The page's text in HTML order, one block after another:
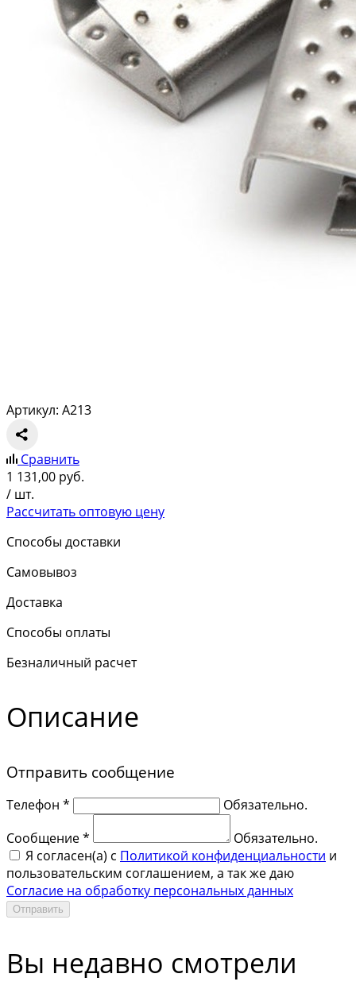
Артикул: A213
Сравнить
1 131,00 руб.
/ шт.
Рассчитать оптовую цену
Способы доставки
Самовывоз
Доставка
Способы оплаты
Безналичный расчет
Описание
Отправить сообщение
Телефон *
Обязательно.
Сообщение *
Обязательно.
Я согласен(a) с Политикой конфиденциальности и
пользовательским соглашением, а так же даю
Согласие на обработку персональных данных
Отправить
Вы недавно смотрели